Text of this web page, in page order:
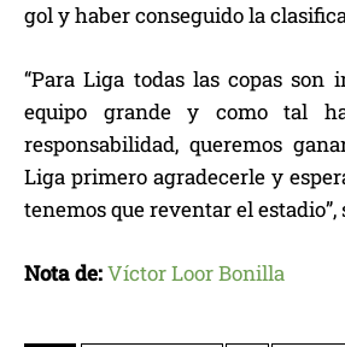
gol y haber conseguido la
“Para Liga todas las copas son
equipo grande y como tal
responsabilidad, queremos
Liga primero agradecerle y
tenemos que reventar el estadio”,
Nota de:Víctor Loor Bonilla